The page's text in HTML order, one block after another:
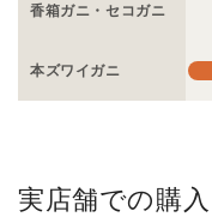
香箱ガニ・セコガニ
本ズワイガニ
実店舗での購入